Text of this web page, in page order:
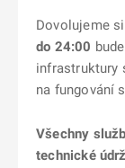
Dovolujeme
do 24:00
infrastruktury
na fungování
Všechny
technické